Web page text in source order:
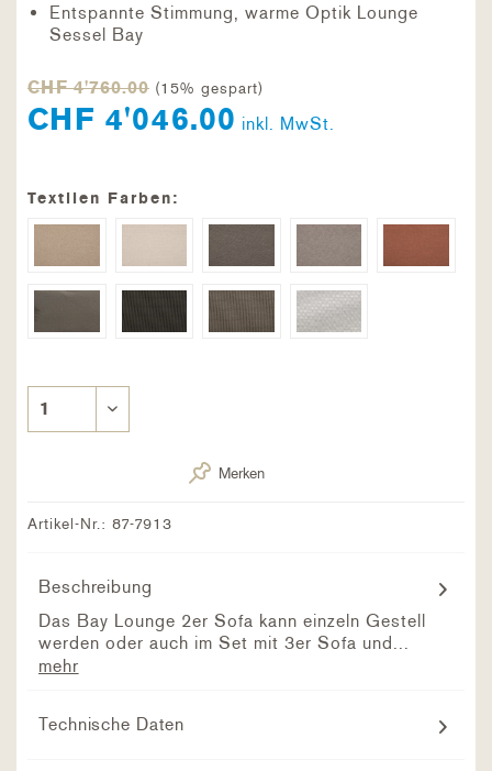
Entspannte Stimmung, warme Optik Lounge
Sessel Bay
CHF 4'760.00 (15% gespart)
CHF 4'046.00 inkl. MwSt.
Textilen Farben:
Merken
Artikel-Nr.: 87-7913
Beschreibung
Das Bay Lounge 2er Sofa kann einzeln Gestell
werden oder auch im Set mit 3er Sofa und...
mehr
Technische Daten